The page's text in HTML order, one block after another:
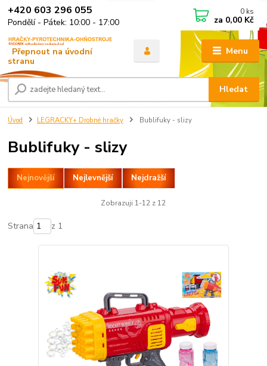
Menu
Hledat
+420 603 296 055
Pondělí - Pátek: 10:00 - 17:00
0 ks
za 0,00 Kč
Úvod LEGRACKY+ Drobné hračky Bublifuky - slizy
Bublifuky - slizy
Nejnovější Nejlevnější Nejdražší
Zobrazuji 1-12 z 12
Strana z 1